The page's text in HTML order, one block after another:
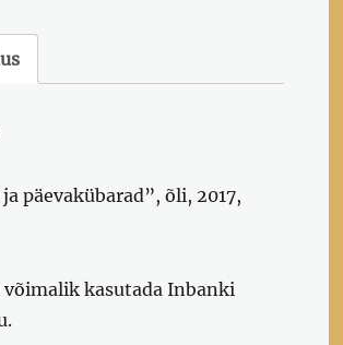
päevakübarad”, õli, 2017,
võimalik kasutada Inbanki